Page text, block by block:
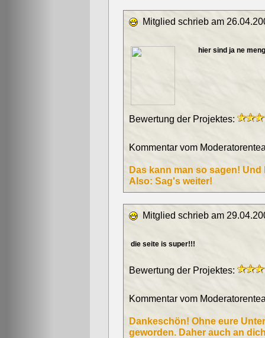
Mitglied schrieb am
hier sind ja ne
Bewertung der Projektes:
Kommentar vom
Das kann man so sagen!
Also: Sag's weiter!
Mitglied schrieb am
die seite is super!!!
Bewertung der Projektes:
Kommentar vom
Dankeschön! Ohne eure
geworden. Daher auch an